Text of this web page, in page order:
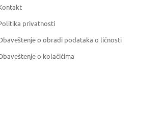
privatnosti
o obradi podataka o ličnosti
o kolačićima